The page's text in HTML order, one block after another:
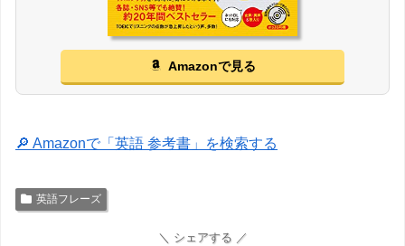
Amazonで見る
🔎 Amazonで「英語 参考書」を検索する
英語フレーズ
＼ シェアする ／